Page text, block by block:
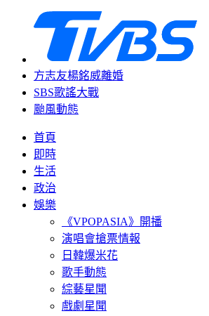
方志友楊銘威離婚
SBS歌謠大戰
颱風動態
首頁
即時
生活
政治
娛樂
《VPOPASIA》開播
演唱會搶票情報
日韓爆米花
歌手動態
綜藝星聞
戲劇星聞